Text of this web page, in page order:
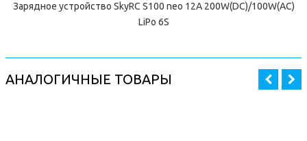
Зарядное устройство SkyRC S100 neo 12А 200W(DC)/100W(AC)
LiPo 6S
АНАЛОГИЧНЫЕ ТОВАРЫ